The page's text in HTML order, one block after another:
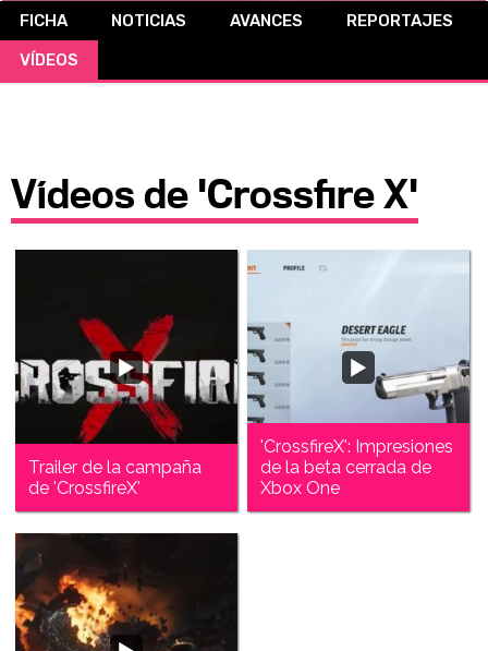
CÓMICS
FICHA NOTICIAS AVANCES
REPORTAJES
VÍDEOS
Vídeos de 'Crossfire X'
Trailer de la campaña
de 'CrossfireX'
'CrossfireX': Impresiones
de la beta cerrada de
Xbox One